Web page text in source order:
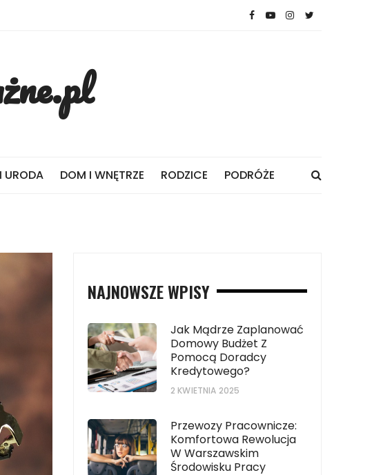
URODA DOM I WNĘTRZE RODZICE PODRÓŻE
NAJNOWSZE WPISY
Jak Mądrze Zaplanować
Domowy Budżet Z
Pomocą Doradcy
Kredytowego?
2 KWIETNIA 2025
Przewozy Pracownicze:
Komfortowa Rewolucja
W Warszawskim
Środowisku Pracy